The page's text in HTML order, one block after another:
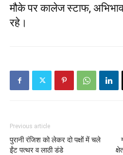
मौके पर कालेज स्टाफ,
रहे।
Previous article
पुरानी रंजिश को लेकर दो पक्षों में चले
ईंट पत्थर व लाठी डंडे